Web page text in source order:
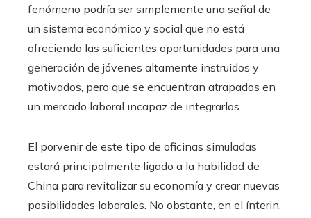
fenómeno podría ser simplemente una señal de
un sistema económico y social que no está
ofreciendo las suficientes oportunidades para una
generación de jóvenes altamente instruidos y
motivados, pero que se encuentran atrapados en
un mercado laboral incapaz de integrarlos.
El porvenir de este tipo de oficinas simuladas
estará principalmente ligado a la habilidad de
China para revitalizar su economía y crear nuevas
posibilidades laborales. No obstante, en el ínterin,